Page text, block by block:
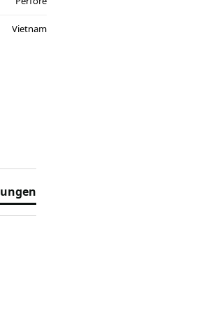
Vietnam